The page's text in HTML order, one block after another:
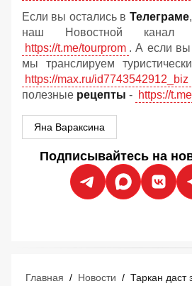
Если вы остались в Телеграме
наш Новостной
https://t.me/tourprom . А если
мы транслируем
https://max.ru/id7743542912_biz
полезные рецепты - https://
Яна Вараксина
Подписывайтесь на
Главная / Новости /